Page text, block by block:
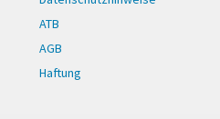
ATB
AGB
Haftung